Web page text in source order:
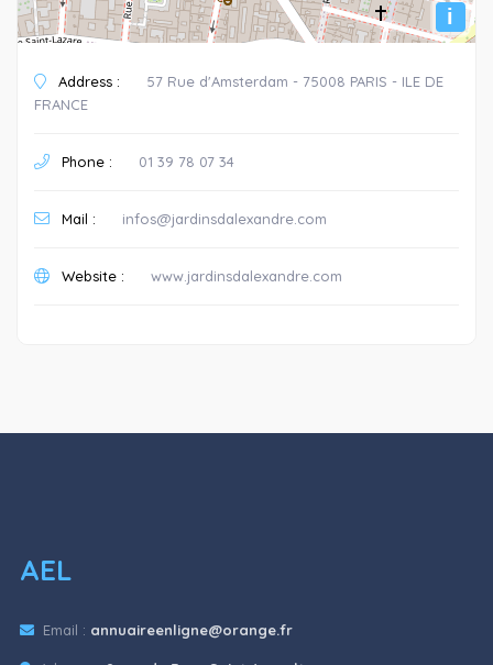
i
Address :
57 Rue d'Amsterdam - 75008 PARIS - ILE DE
FRANCE
Phone : 01 39 78 07 34
Mail : infos@jardinsdalexandre.com
Website : www.jardinsdalexandre.com
AEL
Email : annuaireenligne@orange.fr